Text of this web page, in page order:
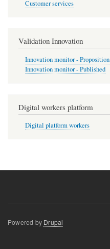
Customer services
Validation Innovation
Innovation monitor - Proposition
Innovation monitor - Published
Digital workers platform
Digital platform workers
Powered by Drupal